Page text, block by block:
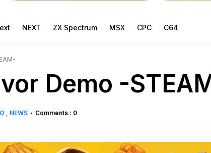
NEXT ZX Spectrum MSX CPC C64
Demo -
NEWS • Comments : 0